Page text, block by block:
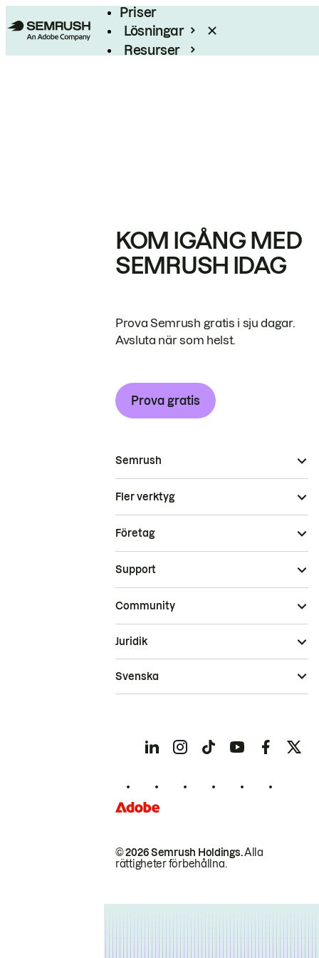
Priser
Lösningar
Resurser
KOM IGÅNG MED
SEMRUSH IDAG
Prova Semrush gratis i sju dagar.
Avsluta när som helst.
Prova gratis
Semrush
Fler verktyg
Företag
Support
Community
© 2026 Semrush Holdings.Alla
rättigheter förbehållna.
Juridik
Svenska